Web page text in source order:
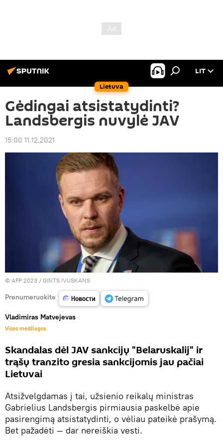
Lietuva
LIT
Gėdingai atsistatydinti?
Landsbergis nuvylė JAV
15:00 11.12.2021
© AFP 2023 / GINTS IVUSKANS
Prenumeruokite
Vladimiras Matvejevas
Visos medžiagos
Skandalas dėl JAV sankcijų "Belaruskalij" ir
trąšų tranzito gresia sankcijomis jau pačiai
Lietuvai
Atsižvelgdamas į tai, užsienio reikalų ministras
Gabrielius Landsbergis pirmiausia paskelbė apie
pasirengimą atsistatydinti, o vėliau pateikė prašymą.
Bet pažadėti — dar nereiškia vesti.